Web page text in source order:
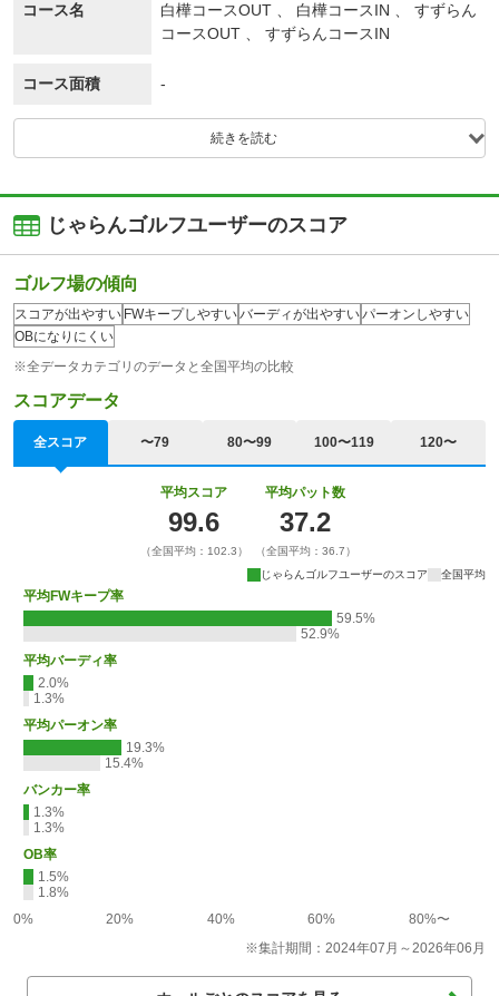
コース名
白樺コースOUT 、 白樺コースIN 、 すずらん
コースOUT 、 すずらんコースIN
コース面積 -
続きを読む
じゃらんゴルフユーザーのスコア
ゴルフ場の傾向
スコアが出やすい FWキープしやすいバーディが出やすいパーオンしやすい
OBになりにくい
※全データカテゴリのデータと全国平均の比較
スコアデータ
全スコア 〜79 80〜99 100〜119 120〜
平均スコア
99.6
（全国平均：102.3）
平均パット数
37.2
（全国平均：36.7）
じゃらんゴルフユーザーのスコア
全国平均
平均FWキープ率
59.5%
52.9%
平均バーディ率
2.0%
1.3%
平均パーオン率
19.3%
15.4%
バンカー率
1.3%
1.3%
OB率
1.5%
1.8%
0%
20% 40% 60%
80%〜
※集計期間：2024年07月～2026年06月